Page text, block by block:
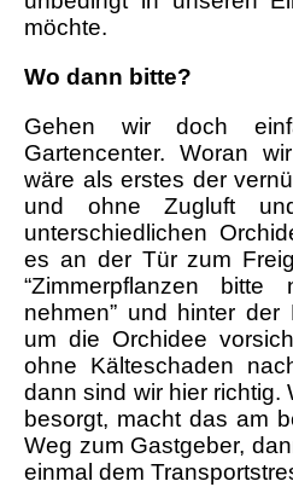
möchte.
Wo dann bitte?
Gehen wir doch
Gartencenter. Woran
wäre als erstes der
und ohne Zugluft
unterschiedlichen
es an der Tür zum
“Zimmerpflanzen
nehmen” und hinter der
um die Orchidee
ohne Kälteschaden
dann sind wir hier richtig.
besorgt, macht das am
Weg zum Gastgeber,
einmal dem